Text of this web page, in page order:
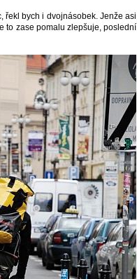
řekl bych i dvojnásobek. Jenže asi
to zase pomalu zlepšuje, poslední